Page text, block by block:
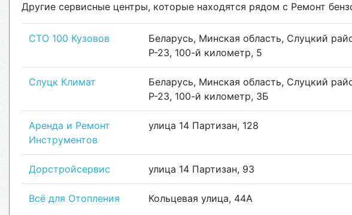
Другие сервисные центры, которые находятся рядом с Ремонт
СТО 100 Кузовов
Беларусь, Минская область, Слуцкий
Р-23, 100-й километр, 5
Слуцк Климат
Беларусь, Минская область, Слуцкий
Р-23, 100-й километр, 3Б
Аренда и Ремонт
Инструментов
улица 14 Партизан, 128
Дорстройсервис улица 14 Партизан, 93
Всё для Отопления Кольцевая улица, 44А